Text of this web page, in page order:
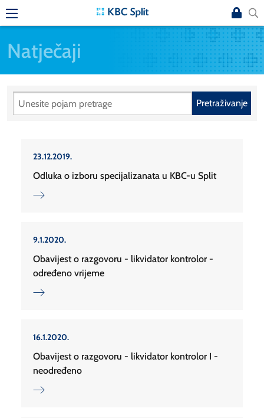
Natječaji
Pretraživanje
23.12.2019.
Odluka o izboru specijalizanata u KBC-u Split
9.1.2020.
Obavijest o razgovoru - likvidator kontrolor -
određeno vrijeme
16.1.2020.
Obavijest o razgovoru - likvidator kontrolor I -
neodređeno